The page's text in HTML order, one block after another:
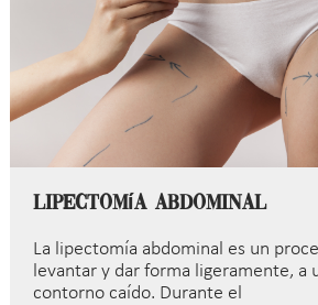
Lipectomía abdominal
La lipectomía abdominal es un
levantar y dar forma ligeramente, a
contorno caído. Durante el